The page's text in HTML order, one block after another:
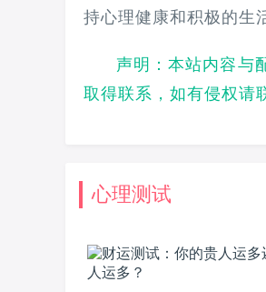
持心理健康和积极的生
声明：本站内容与
取得联系，如有侵权请
心理测试